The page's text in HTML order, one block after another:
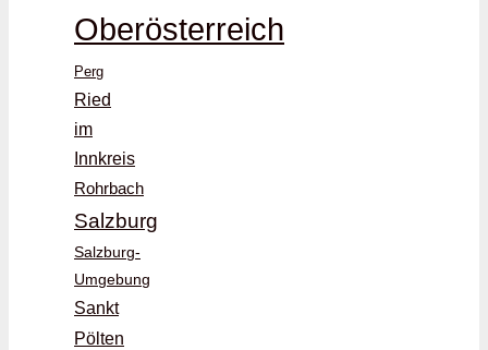
Oberösterreich
Perg
Ried
im
Innkreis
Rohrbach
Salzburg
Salzburg-
Umgebung
Sankt
Pölten